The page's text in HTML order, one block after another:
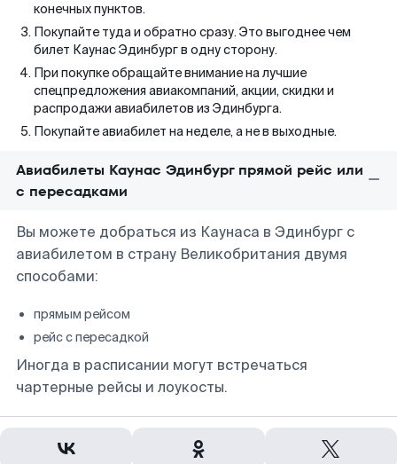
конечных пунктов.
Покупайте туда и обратно сразу. Это выгоднее чем
билет Каунас Эдинбург в одну сторону.
При покупке обращайте внимание на лучшие
спецпредложения авиакомпаний, акции, скидки и
распродажи авиабилетов из Эдинбурга.
Покупайте авиабилет на неделе, а не в выходные.
Авиабилеты Каунас Эдинбург прямой рейс или
с пересадками
Вы можете добраться из Каунаса в Эдинбург с
авиабилетом в страну Великобритания двумя
способами:
прямым рейсом
рейс с пересадкой
Иногда в расписании могут встречаться
чартерные рейсы и лоукосты.